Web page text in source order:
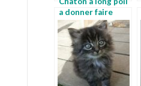
a donner faire
raser son chat